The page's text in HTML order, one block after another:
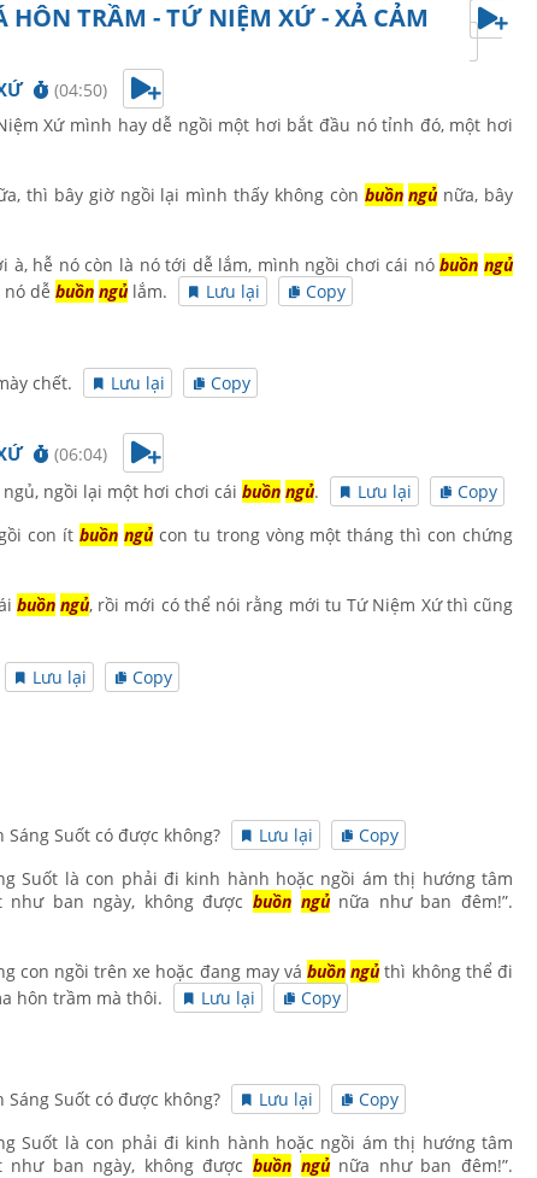
HÔN TRẦM - TỨ NIỆM XỨ - XẢ CẢM
(04:50)
Xứ mình hay dễ ngồi một hơi bắt đầu nó tỉnh đó, một hơi
thì bây giờ ngồi lại mình thấy không còn buồn ngủnữa, bây
à, hễ nó còn là nó tới dễ lắm, mình ngồi chơi cái nóbuồn ngủ
nó dễ buồn ngủlắm. Lưu lại
Copy
chết. Lưu lại Copy
(06:04)
ngồi lại một hơi chơi cái buồn ngủ. Lưu lại
Copy
con ítbuồn ngủcon tu trong vòng một tháng thì con chứng
buồn ngủ, rồi mới có thể nói rằng mới tu Tứ Niệm Xứ thì cũng
Lưu lại Copy
Suốt có được không? Lưu lại
Copy
Suốt là con phải đi kinh hành hoặc ngồi ám thị hướng tâm
như ban ngày, không đượcbuồn ngủnữa như ban đêm!”.
con ngồi trên xe hoặc đang may vábuồn ngủthì không thể đi
hôn trầm mà thôi.
Lưu lại Copy
Suốt có được không? Lưu lại
Copy
Suốt là con phải đi kinh hành hoặc ngồi ám thị hướng tâm
như ban ngày, không đượcbuồn ngủnữa như ban đêm!”.